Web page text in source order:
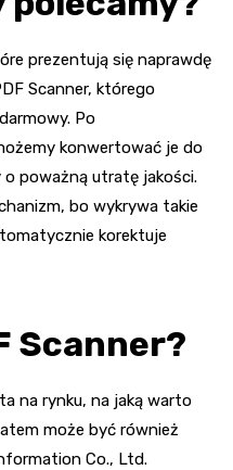
prezentują się naprawdę
Scanner, którego
Po
konwertować je do
o poważną utratę jakości.
bo wykrywa takie
korektuje
Scanner?
na rynku, na jaką warto
może być również
Co., Ltd.